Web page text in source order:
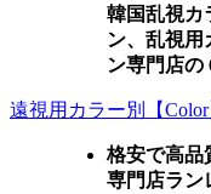
韓国乱視カ
ン、乱視用
ン専門店の
遠視用カラー別【Color
格安で高品
専門店ラン